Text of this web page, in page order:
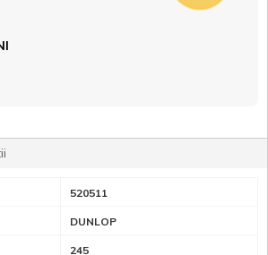
520511
DUNLOP
245